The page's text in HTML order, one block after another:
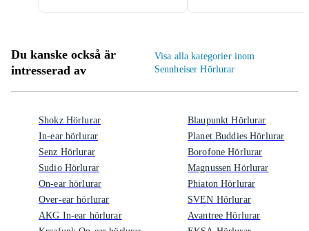
Du kanske också är
intresserad av
Visa alla kategorier inom
Sennheiser Hörlurar
Shokz Hörlurar
In-ear hörlurar
Senz Hörlurar
Sudio Hörlurar
On-ear hörlurar
Over-ear hörlurar
AKG In-ear hörlurar
Blaupunkt Hörlurar
Planet Buddies Hörlurar
Borofone Hörlurar
Magnussen Hörlurar
Phiaton Hörlurar
SVEN Hörlurar
Avantree Hörlurar